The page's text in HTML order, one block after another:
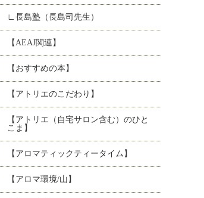
∟長島塾（長島司先生）
【AEAJ関連】
【おすすめの本】
【アトリエのこだわり】
【アトリエ（自宅サロン含む）のひと
こま】
【アロマティックティータイム】
【アロマ環境/山】